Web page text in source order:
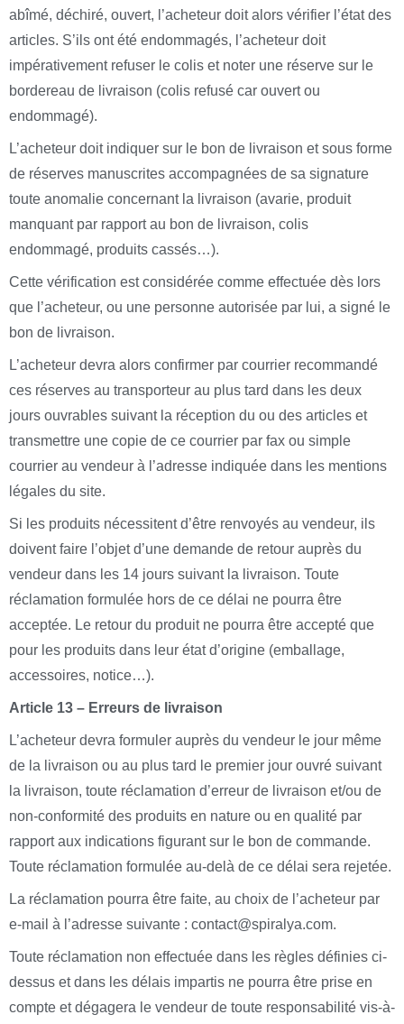
abîmé, déchiré, ouvert, l’acheteur doit alors vérifier l’état des
articles. S’ils ont été endommagés, l’acheteur doit
impérativement refuser le colis et noter une réserve sur le
bordereau de livraison (colis refusé car ouvert ou
endommagé).
L’acheteur doit indiquer sur le bon de livraison et sous forme
de réserves manuscrites accompagnées de sa signature
toute anomalie concernant la livraison (avarie, produit
manquant par rapport au bon de livraison, colis
endommagé, produits cassés…).
Cette vérification est considérée comme effectuée dès lors
que l’acheteur, ou une personne autorisée par lui, a signé le
bon de livraison.
L’acheteur devra alors confirmer par courrier recommandé
ces réserves au transporteur au plus tard dans les deux
jours ouvrables suivant la réception du ou des articles et
transmettre une copie de ce courrier par fax ou simple
courrier au vendeur à l’adresse indiquée dans les mentions
légales du site.
Si les produits nécessitent d’être renvoyés au vendeur, ils
doivent faire l’objet d’une demande de retour auprès du
vendeur dans les 14 jours suivant la livraison. Toute
réclamation formulée hors de ce délai ne pourra être
acceptée. Le retour du produit ne pourra être accepté que
pour les produits dans leur état d’origine (emballage,
accessoires, notice…).
Article 13 – Erreurs de livraison
L’acheteur devra formuler auprès du vendeur le jour même
de la livraison ou au plus tard le premier jour ouvré suivant
la livraison, toute réclamation d’erreur de livraison et/ou de
non-conformité des produits en nature ou en qualité par
rapport aux indications figurant sur le bon de commande.
Toute réclamation formulée au-delà de ce délai sera rejetée.
La réclamation pourra être faite, au choix de l’acheteur par
e-mail à l’adresse suivante : contact@spiralya.com.
Toute réclamation non effectuée dans les règles définies ci-
dessus et dans les délais impartis ne pourra être prise en
compte et dégagera le vendeur de toute responsabilité vis-à-